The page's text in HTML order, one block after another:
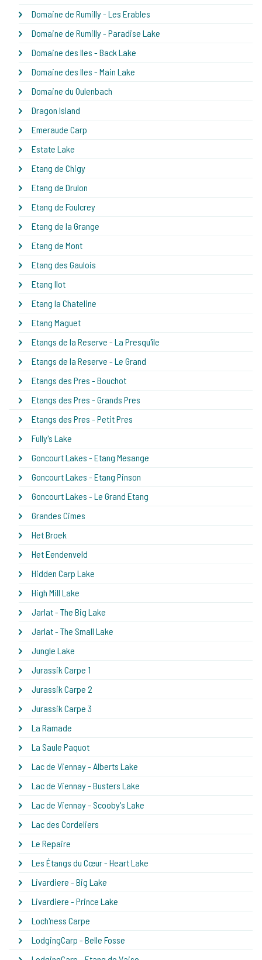
Domaine de Rumilly - Les Erables
Domaine de Rumilly - Paradise Lake
Domaine des Iles - Back Lake
Domaine des Iles - Main Lake
Domaine du Oulenbach
Dragon Island
Emeraude Carp
Estate Lake
Etang de Chigy
Etang de Drulon
Etang de Foulcrey
Etang de la Grange
Etang de Mont
Etang des Gaulois
Etang Ilot
Etang la Chateline
Etang Maguet
Etangs de la Reserve - La Presqu'île
Etangs de la Reserve - Le Grand
Etangs des Pres - Bouchot
Etangs des Pres - Grands Pres
Etangs des Pres - Petit Pres
Fully's Lake
Goncourt Lakes - Etang Mesange
Goncourt Lakes - Etang Pinson
Goncourt Lakes - Le Grand Etang
Grandes Cimes
Het Broek
Het Eendenveld
Hidden Carp Lake
High Mill Lake
Jarlat - The Big Lake
Jarlat - The Small Lake
Jungle Lake
Jurassik Carpe 1
Jurassik Carpe 2
Jurassik Carpe 3
La Ramade
La Saule Paquot
Lac de Viennay - Alberts Lake
Lac de Viennay - Busters Lake
Lac de Viennay - Scooby's Lake
Lac des Cordeliers
Le Repaire
Les Étangs du Cœur - Heart Lake
Livardiere - Big Lake
Livardiere - Prince Lake
Loch'ness Carpe
LodgingCarp - Belle Fosse